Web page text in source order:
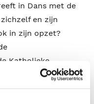
in Dans met de
en zijn
in zijn opzet?
Katholieke
verschenen er van
publiceerde de